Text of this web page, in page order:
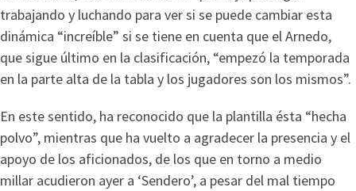
trabajando y luchando para ver si se puede cambiar esta
dinámica “increíble” si se tiene en cuenta que el Arnedo,
que sigue último en la clasificación, “empezó la temporada
en la parte alta de la tabla y los jugadores son los mismos”.
En este sentido, ha reconocido que la plantilla ésta “hecha
polvo”, mientras que ha vuelto a agradecer la presencia y el
apoyo de los aficionados, de los que en torno a medio
millar acudieron ayer a ‘Sendero’, a pesar del mal tiempo